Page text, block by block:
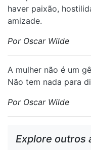
haver paixão,
amizade.
Por Oscar Wilde
A mulher não é um
Não tem nada para
Por Oscar Wilde
Explore outros